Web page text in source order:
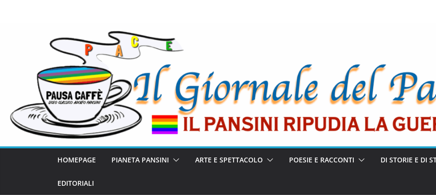
HOMEPAGE PIANETA PANSINI ARTE E SPETTACOLO POESIE E RACCONTI DI STORIE E DI
EDITORIALI